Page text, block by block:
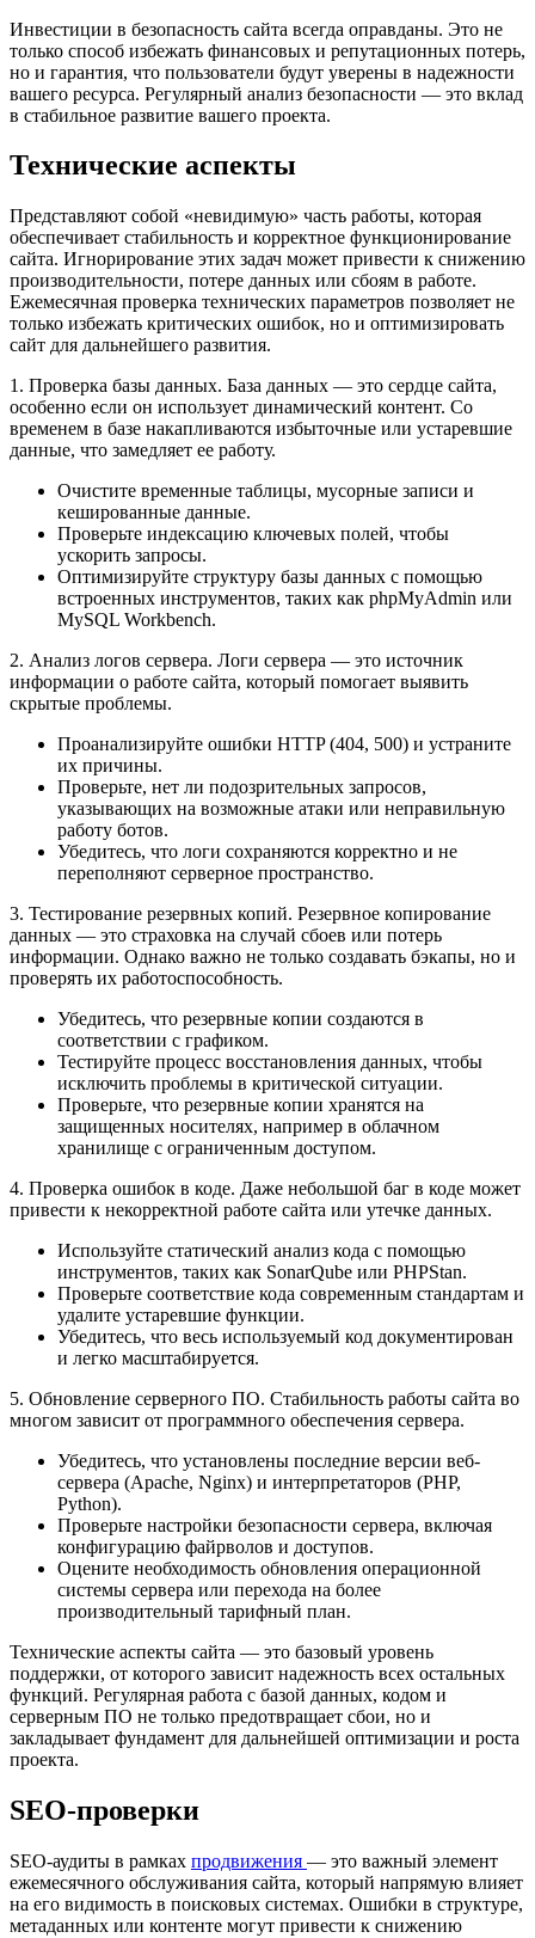
Инвестиции в безопасность сайта всегда оправданы. Это не
только способ избежать финансовых и репутационных потерь,
но и гарантия, что пользователи будут уверены в надежности
вашего ресурса. Регулярный анализ безопасности — это вклад
в стабильное развитие вашего проекта.
Технические аспекты
Представляют собой «невидимую» часть работы, которая
обеспечивает стабильность и корректное функционирование
сайта. Игнорирование этих задач может привести к снижению
производительности, потере данных или сбоям в работе.
Ежемесячная проверка технических параметров позволяет не
только избежать критических ошибок, но и оптимизировать
сайт для дальнейшего развития.
1. Проверка базы данных. База данных — это сердце сайта,
особенно если он использует динамический контент. Со
временем в базе накапливаются избыточные или устаревшие
данные, что замедляет ее работу.
Очистите временные таблицы, мусорные записи и
кешированные данные.
Проверьте индексацию ключевых полей, чтобы
ускорить запросы.
Оптимизируйте структуру базы данных с помощью
встроенных инструментов, таких как phpMyAdmin или
MySQL Workbench.
2. Анализ логов сервера. Логи сервера — это источник
информации о работе сайта, который помогает выявить
скрытые проблемы.
Проанализируйте ошибки HTTP (404, 500) и устраните
их причины.
Проверьте, нет ли подозрительных запросов,
указывающих на возможные атаки или неправильную
работу ботов.
Убедитесь, что логи сохраняются корректно и не
переполняют серверное пространство.
3. Тестирование резервных копий. Резервное копирование
данных — это страховка на случай сбоев или потерь
информации. Однако важно не только создавать бэкапы, но и
проверять их работоспособность.
Убедитесь, что резервные копии создаются в
соответствии с графиком.
Тестируйте процесс восстановления данных, чтобы
исключить проблемы в критической ситуации.
Проверьте, что резервные копии хранятся на
защищенных носителях, например в облачном
хранилище с ограниченным доступом.
4. Проверка ошибок в коде. Даже небольшой баг в коде может
привести к некорректной работе сайта или утечке данных.
Используйте статический анализ кода с помощью
инструментов, таких как SonarQube или PHPStan.
Проверьте соответствие кода современным стандартам и
удалите устаревшие функции.
Убедитесь, что весь используемый код документирован
и легко масштабируется.
5. Обновление серверного ПО. Стабильность работы сайта во
многом зависит от программного обеспечения сервера.
Убедитесь, что установлены последние версии веб-
сервера (Apache, Nginx) и интерпретаторов (PHP,
Python).
Проверьте настройки безопасности сервера, включая
конфигурацию файрволов и доступов.
Оцените необходимость обновления операционной
системы сервера или перехода на более
производительный тарифный план.
Технические аспекты сайта — это базовый уровень
поддержки, от которого зависит надежность всех остальных
функций. Регулярная работа с базой данных, кодом и
серверным ПО не только предотвращает сбои, но и
закладывает фундамент для дальнейшей оптимизации и роста
проекта.
SEO-проверки
SEO-аудиты в рамках продвижения — это важный элемент
ежемесячного обслуживания сайта, который напрямую влияет
на его видимость в поисковых системах. Ошибки в структуре,
метаданных или контенте могут привести к снижению